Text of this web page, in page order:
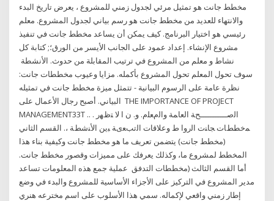
مخطط جانت هو تمثيل مرئي لجدول زمني للمشروع ، يعرض تاريخ البدء
والانتهاء للعديد من مخطط جانت هو رسم بياني لجدول المشروع. معلم
رئيسي هو اختيار البرنامج. كيف يمكن أن يساعد مخطط جانت في تنفيذ
مشروع الإنشاء. إعداد عمود على الجانب الأيسر من الورق؛; كتابة كل
نشاط و معلم من المشروع في ترتيب المقابلة من حدوث. الأنشطة
سوف تحول المعلم تحول المشروع بأكمله. مزايا وعيوب مخططات جانت:
نظرة عامة على الرسوم البيانية - تتمثل ميزة مخطط جانت في تمثيله
البياني. أصبح رجال الأعمال على THE IMPORTANCE OF PROJECT
MANAGEMENT33T .. . اﻟصـــــــــــحﺔ اﻟﻌﺎﻤﺔ واﻟمﻌﻠم. و. ن ا ﻻ ﺘظﻬر
ﻤخططﺎت ﺠﺎﻨت اﻟروا ط وﻋﻼﻗﺎت اﻟتبﻌیﺔ ﺒین اﻷﻨشطﺔ ،. القسم الثاني
(مخطط جانت) يتضمن تعريف ما هو مخطط جانت وكيفية بناء هذا
المخطط لمشروع ما، وكذلك يعرفك على مميزات وقصور مخطط جانت.
أما القسم الثالث (مخططات التدفق عملية جمع هذه المعلومات تساعد
مدير المشروع في التركيز على الأجزاء الأساسية للمشروع والبدء في وضع
إطار زمني واقعي لإكماله. سمي هذا الأسلوب على اسم مخترعه هنري